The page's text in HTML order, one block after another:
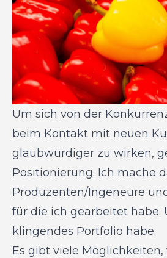
Um sich von der
beim Kontakt mit neuen
glaubwürdiger zu wirken,
Positionierung. Ich mache
Produzenten/Ingeneure
für die ich gearbeitet habe.
klingendes Portfolio habe.
Es gibt viele